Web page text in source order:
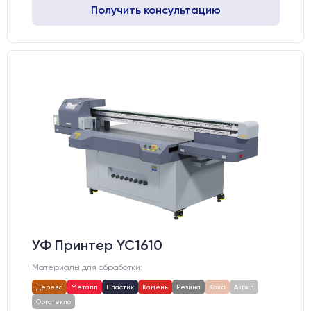
Получить консультацию
УФ Принтер YC1610
Материалы для обработки:
Дерево Металл Пластик Камень Резина Кожа
Акрил
Оргстекло